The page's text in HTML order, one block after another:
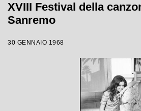
XVIII Festival della
Sanremo
30 GENNAIO 1968